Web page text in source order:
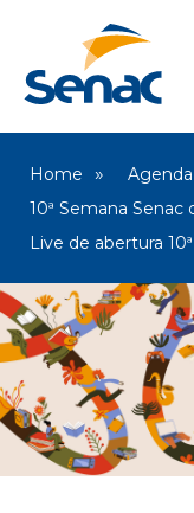
Home
10ª Semana Senac
Live de abertura